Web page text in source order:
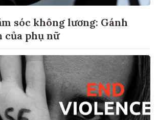
sóc không lương: Gánh
của phụ nữ